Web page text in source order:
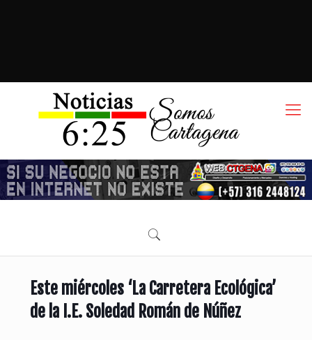
Este miércoles ‘La Carretera Ecológica’
de la I.E. Soledad Román de Núñez